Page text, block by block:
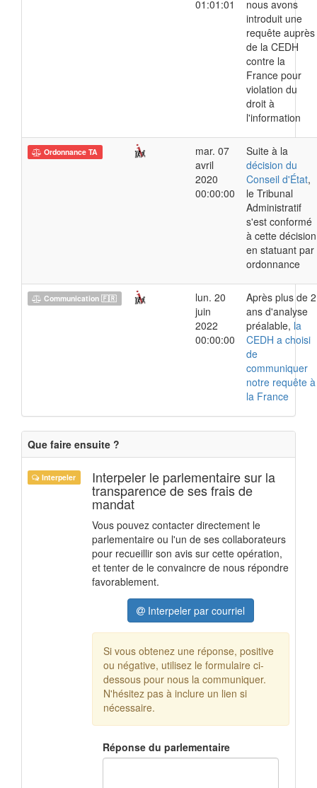
01:01:01
nous avons
introduit une
requête auprès
de la CEDH
contre la
France pour
violation du
droit à
l'information
Ordonnance TA
mar. 07
avril
2020
00:00:00
Suite à la
décision du
Conseil d'État,
le Tribunal
Administratif
s'est conformé
à cette décision
en statuant par
ordonnance
Communication 🇫🇷
lun. 20
juin
2022
00:00:00
Après plus de 2
ans d'analyse
préalable, la
CEDH a choisi
de
communiquer
notre requête à
la France
Que faire ensuite ?
Interpeler Interpeler le parlementaire sur la
transparence de ses frais de
mandat
Vous pouvez contacter directement le
parlementaire ou l'un de ses collaborateurs
pour recueillir son avis sur cette opération,
et tenter de le convaincre de nous répondre
favorablement.
Interpeler par courriel
Si vous obtenez une réponse, positive
ou négative, utilisez le formulaire ci-
dessous pour nous la communiquer.
N'hésitez pas à inclure un lien si
nécessaire.
Réponse du parlementaire